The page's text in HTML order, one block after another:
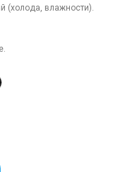
(холода, влажности).